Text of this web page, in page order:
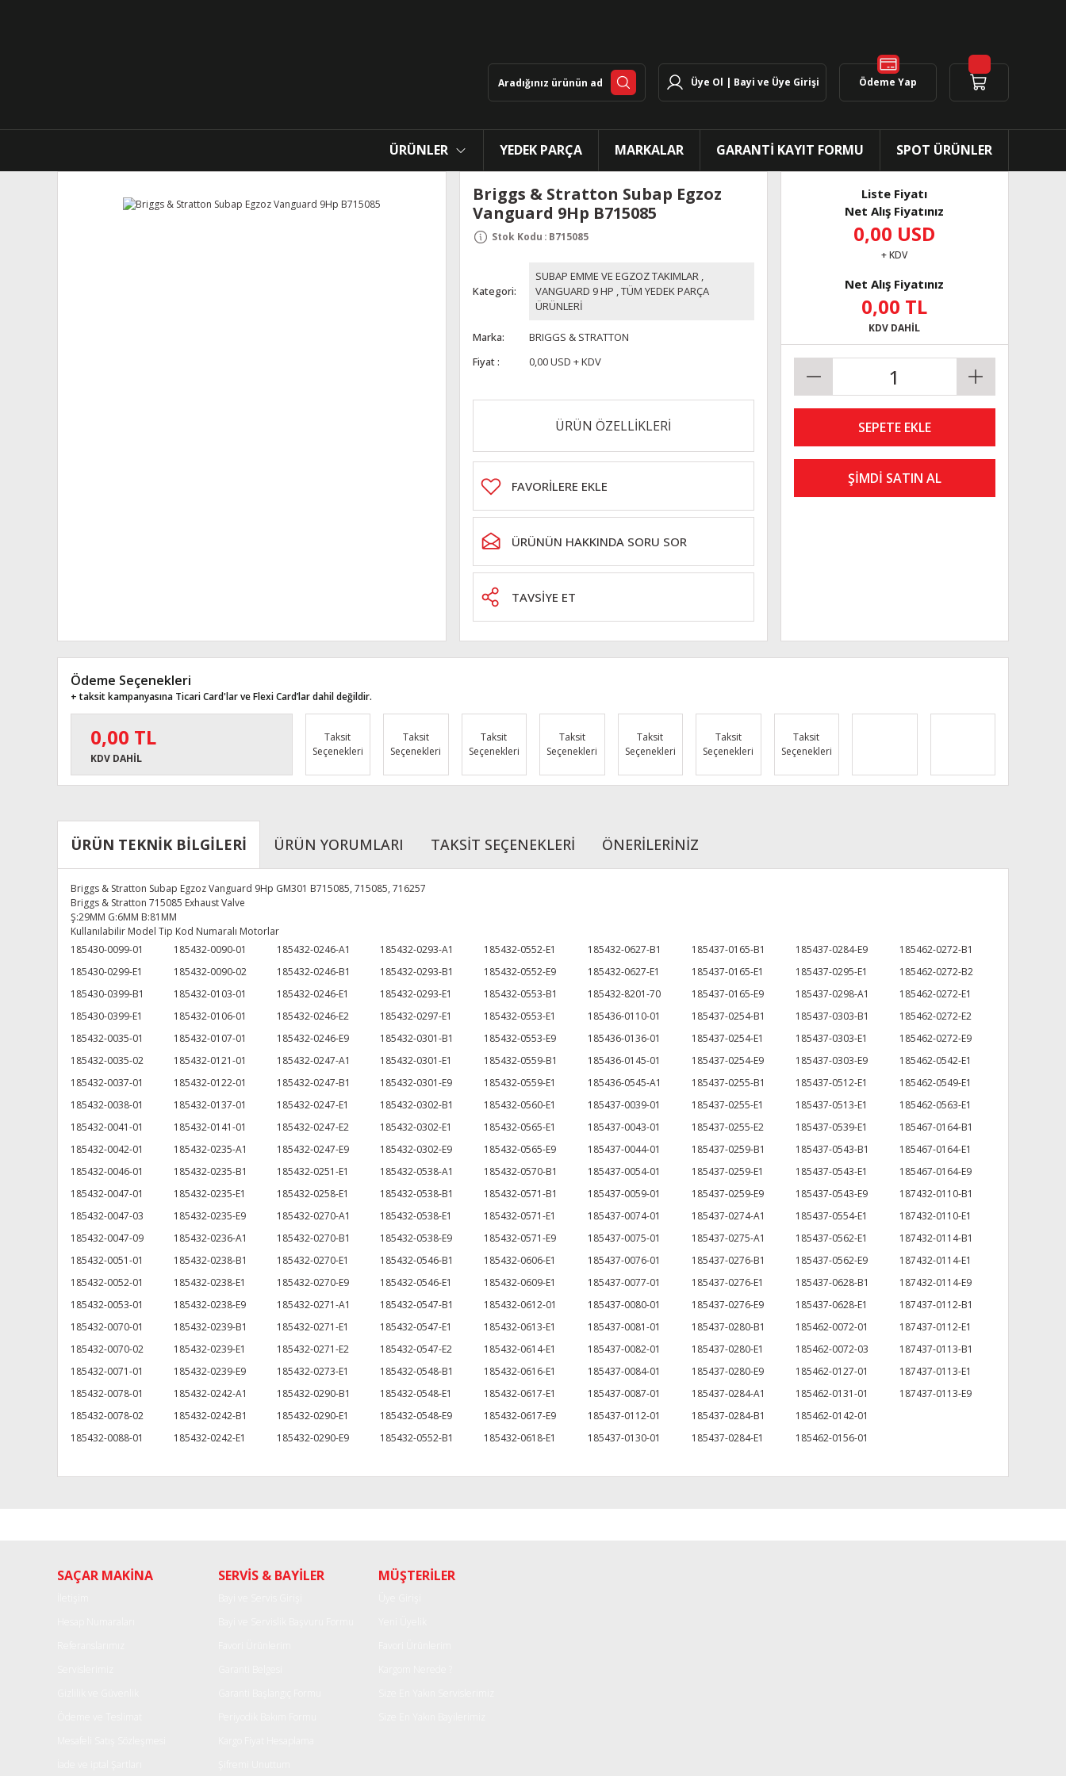
Üye Ol | Bayi ve Üye Girişi Ödeme Yap
ÜRÜNLER YEDEK PARÇA MARKALAR GARANTİ KAYIT FORMU SPOT ÜRÜNLER
Briggs & Stratton Subap Egzoz
Vanguard 9Hp B715085
Stok Kodu : B715085
Kategori
SUBAP EMME VE EGZOZ TAKIMLAR ,
VANGUARD 9 HP ,TÜM YEDEK PARÇA
ÜRÜNLERİ
Marka
BRIGGS & STRATTON
Fiyat
0,00 USD + KDV
ÜRÜN ÖZELLİKLERİ
ÜRÜNÜN HAKKINDA SORU SOR
TAVSİYE ET
Liste Fiyatı
Net Alış Fiyatınız
0,00 USD
+ KDV
Net Alış Fiyatınız
0,00 TL
KDV DAHİL
SEPETE EKLE
ŞİMDİ SATIN AL
Ödeme Seçenekleri
+ taksit kampanyasına Ticari Card'lar ve Flexi Card’lar dahil değildir.
0,00 TL
KDV DAHİL
Taksit
Seçenekleri
Taksit
Seçenekleri
Taksit
Seçenekleri
Taksit
Seçenekleri
Taksit
Seçenekleri
Taksit
Seçenekleri
Taksit
Seçenekleri
ÜRÜN TEKNİK BİLGİLERİ ÜRÜN YORUMLARI TAKSİT SEÇENEKLERİ ÖNERİLERİNİZ
Briggs & Stratton Subap Egzoz Vanguard 9Hp GM301 B715085, 715085, 716257
Briggs & Stratton 715085 Exhaust Valve
Ş:29MM G:6MM B:81MM
Kullanılabilir Model Tip Kod Numaralı Motorlar
185430-0099-01
185432-0090-01 185432-0246-A1 185432-0293-A1 185432-0552-E1 185432-0627-B1 185437-0165-B1 185437-0284-E9
185462-0272-B1
185430-0299-E1
185432-0090-02 185432-0246-B1 185432-0293-B1 185432-0552-E9 185432-0627-E1 185437-0165-E1 185437-0295-E1
185462-0272-B2
185430-0399-B1
185432-0103-01 185432-0246-E1 185432-0293-E1 185432-0553-B1 185432-8201-70 185437-0165-E9 185437-0298-A1
185462-0272-E1
185430-0399-E1
185432-0106-01 185432-0246-E2 185432-0297-E1 185432-0553-E1 185436-0110-01 185437-0254-B1 185437-0303-B1
185462-0272-E2
185432-0035-01
185432-0107-01 185432-0246-E9 185432-0301-B1 185432-0553-E9 185436-0136-01 185437-0254-E1 185437-0303-E1
185462-0272-E9
185432-0035-02
185432-0121-01 185432-0247-A1 185432-0301-E1 185432-0559-B1 185436-0145-01 185437-0254-E9 185437-0303-E9
185462-0542-E1
185432-0037-01
185432-0122-01 185432-0247-B1 185432-0301-E9 185432-0559-E1 185436-0545-A1 185437-0255-B1 185437-0512-E1
185462-0549-E1
185432-0038-01
185432-0137-01 185432-0247-E1 185432-0302-B1 185432-0560-E1 185437-0039-01 185437-0255-E1 185437-0513-E1
185462-0563-E1
185432-0041-01
185432-0141-01 185432-0247-E2 185432-0302-E1 185432-0565-E1 185437-0043-01 185437-0255-E2 185437-0539-E1
185467-0164-B1
185432-0042-01
185432-0235-A1 185432-0247-E9 185432-0302-E9 185432-0565-E9 185437-0044-01 185437-0259-B1 185437-0543-B1
185467-0164-E1
185432-0046-01
185432-0235-B1 185432-0251-E1 185432-0538-A1 185432-0570-B1 185437-0054-01 185437-0259-E1 185437-0543-E1
185467-0164-E9
185432-0047-01
185432-0235-E1 185432-0258-E1 185432-0538-B1 185432-0571-B1 185437-0059-01 185437-0259-E9 185437-0543-E9
187432-0110-B1
185432-0047-03
185432-0235-E9 185432-0270-A1 185432-0538-E1 185432-0571-E1 185437-0074-01 185437-0274-A1 185437-0554-E1
187432-0110-E1
185432-0047-09
185432-0236-A1 185432-0270-B1 185432-0538-E9 185432-0571-E9 185437-0075-01 185437-0275-A1 185437-0562-E1
187432-0114-B1
185432-0051-01
185432-0238-B1 185432-0270-E1 185432-0546-B1 185432-0606-E1 185437-0076-01 185437-0276-B1 185437-0562-E9
187432-0114-E1
185432-0052-01
185432-0238-E1 185432-0270-E9 185432-0546-E1 185432-0609-E1 185437-0077-01 185437-0276-E1 185437-0628-B1
187432-0114-E9
185432-0053-01
185432-0238-E9 185432-0271-A1 185432-0547-B1 185432-0612-01 185437-0080-01 185437-0276-E9 185437-0628-E1
187437-0112-B1
185432-0070-01
185432-0239-B1 185432-0271-E1 185432-0547-E1 185432-0613-E1 185437-0081-01 185437-0280-B1 185462-0072-01
187437-0112-E1
185432-0070-02
185432-0239-E1 185432-0271-E2 185432-0547-E2 185432-0614-E1 185437-0082-01 185437-0280-E1 185462-0072-03
187437-0113-B1
185432-0071-01
185432-0239-E9 185432-0273-E1 185432-0548-B1 185432-0616-E1 185437-0084-01 185437-0280-E9 185462-0127-01
187437-0113-E1
185432-0078-01
185432-0242-A1 185432-0290-B1 185432-0548-E1 185432-0617-E1 185437-0087-01 185437-0284-A1 185462-0131-01
187437-0113-E9
185432-0078-02
185432-0242-B1 185432-0290-E1 185432-0548-E9 185432-0617-E9 185437-0112-01 185437-0284-B1
185462-0142-01
185432-0088-01
185432-0242-E1 185432-0290-E9 185432-0552-B1 185432-0618-E1 185437-0130-01 185437-0284-E1 185462-0156-01
Ürün açıklamasında eksik bilgiler bulunuyor.
SAÇAR MAKİNA SERVİS & BAYİLER MÜŞTERİLER